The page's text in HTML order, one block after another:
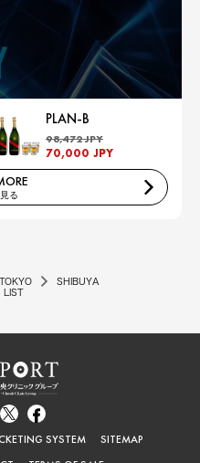
PLAN-B
98,472 JPY
70,000 JPY
る
TOKYO
SHIBUYA
LIST
SYSTEM
SITEMAP